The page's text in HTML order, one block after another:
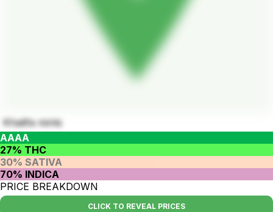
Khalifa mints
AAAA
27% THC
30% SATIVA
70% INDICA
PRICE BREAKDOWN
CLICK TO REVEAL PRICES